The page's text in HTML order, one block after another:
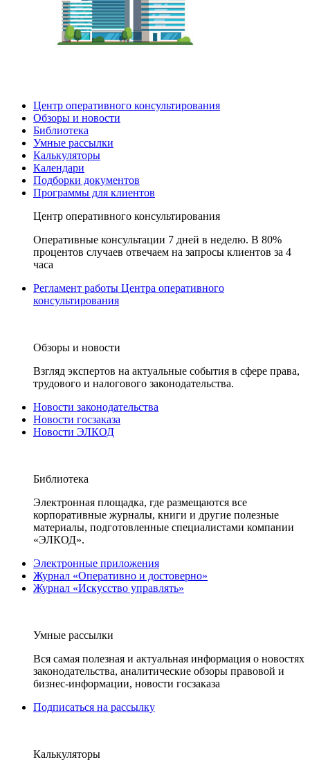
Центр оперативного консультирования
Обзоры и новости
Библиотека
Умные рассылки
Калькуляторы
Календари
Подборки документов
Программы для клиентов
Центр оперативного консультирования
Оперативные консультации 7 дней в неделю. В 80%
процентов случаев отвечаем на запросы клиентов за 4
часа
Регламент работы Центра оперативного
консультирования
Обзоры и новости
Взгляд экспертов на актуальные события в сфере права,
трудового и налогового законодательства.
Новости законодательства
Новости госзаказа
Новости ЭЛКОД
Библиотека
Электронная площадка, где размещаются все
корпоративные журналы, книги и другие полезные
материалы, подготовленные специалистами компании
«ЭЛКОД».
Электронные приложения
Журнал «Оперативно и достоверно»
Журнал «Искусство управлять»
Умные рассылки
Вся самая полезная и актуальная информация о новостях
законодательства, аналитические обзоры правовой и
бизнес-информации, новости госзаказа
Подписаться на рассылку
Калькуляторы